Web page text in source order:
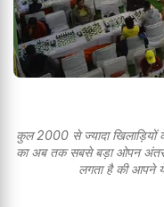
कुल 2000 से ज्यादा खिलाड़ियों
का अब तक सबसे बड़ा ओपन
लगता है की आपने